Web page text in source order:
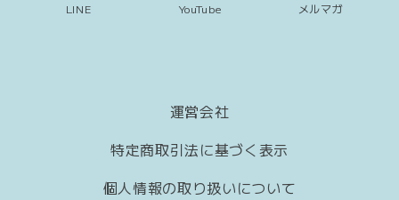
LINE YouTube メルマガ
運営会社
特定商取引法に基づく表示
個人情報の取り扱いについて